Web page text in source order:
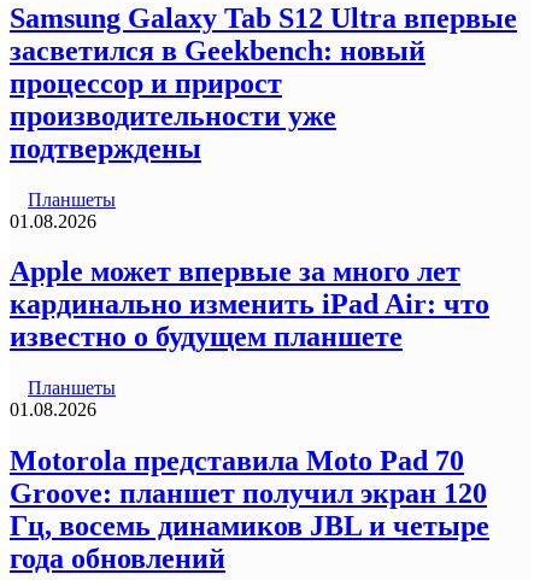
Samsung Galaxy Tab S12 Ultra впервые
засветился в Geekbench: новый
процессор и прирост
производительности уже
подтверждены
Планшеты
01.08.2026
Apple может впервые за много лет
кардинально изменить iPad Air: что
известно о будущем планшете
Планшеты
01.08.2026
Motorola представила Moto Pad 70
Groove: планшет получил экран 120
Гц, восемь динамиков JBL и четыре
года обновлений